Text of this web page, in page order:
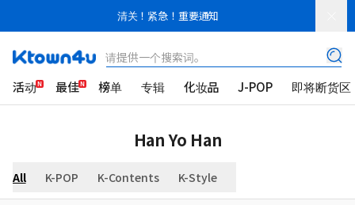
清关！紧急！重要通知
请提供一个搜索词。
活动 最佳 榜单 专辑 化妆品 J-POP 即将断货区
Han Yo Han
All K-POP K-Contents K-Style